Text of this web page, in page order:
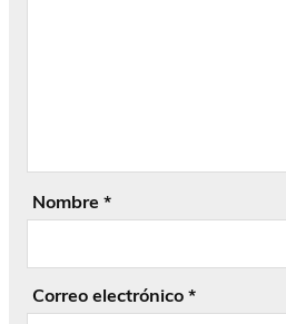
Nombre *
Correo electrónico *